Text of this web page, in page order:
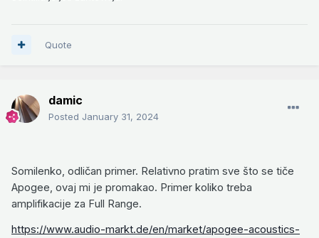
Quote
damic
Posted January 31, 2024
Somilenko, odličan primer. Relativno pratim sve što se tiče
Apogee, ovaj mi je promakao. Primer koliko treba
amplifikacije za Full Range.
https://www.audio-markt.de/en/market/apogee-acoustics-